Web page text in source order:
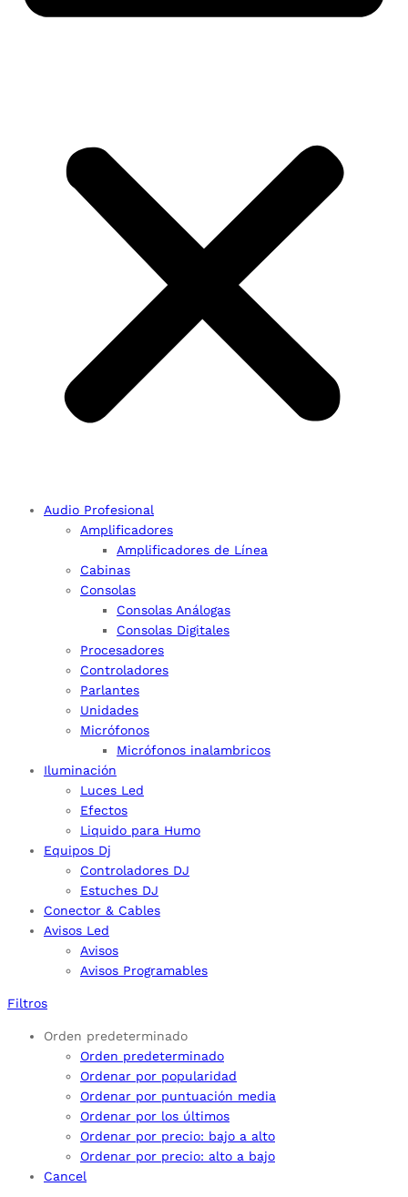
Audio Profesional
Amplificadores
Amplificadores de Línea
Cabinas
Consolas
Consolas Análogas
Consolas Digitales
Procesadores
Controladores
Parlantes
Unidades
Micrófonos
Micrófonos inalambricos
Iluminación
Luces Led
Efectos
Liquido para Humo
Equipos Dj
Controladores DJ
Estuches DJ
Conector & Cables
Avisos Led
Avisos
Avisos Programables
Filtros
Orden predeterminado
Orden predeterminado
Ordenar por popularidad
Ordenar por puntuación media
Ordenar por los últimos
Ordenar por precio: bajo a alto
Ordenar por precio: alto a bajo
Cancel